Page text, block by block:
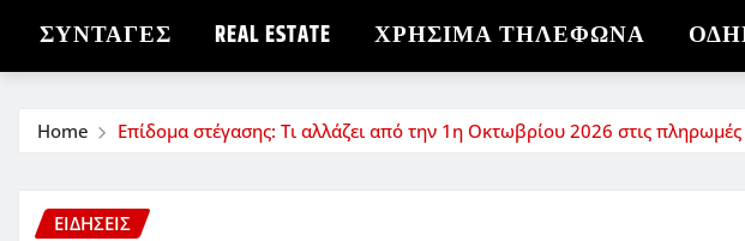
ΣΥΝΤΑΓΈΣ REAL ESTATE ΧΡΗΣΙΜΑ ΤΗΛΕΦΩΝΑ
Home Επίδομα στέγασης: Τι αλλάζει από την 1η Οκτωβρίου 2026 στις πληρωμές
ΕΙΔΗΣΕΙΣ